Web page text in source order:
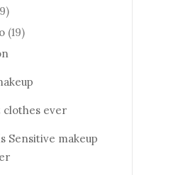
(19)
clothes ever
Sensitive makeup